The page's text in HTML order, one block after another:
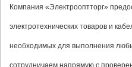
Компания «Электрооптторг»
электротехнических товаров и
необходимых для выполнения